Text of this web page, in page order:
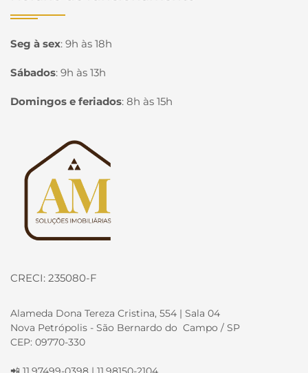
Seg à sex: 9h às 18h
Sábados: 9h às 13h
Domingos e feriados: 8h às 15h
Página inicial
CRECI: 235080-F
Alameda Dona Tereza Cristina, 554 | Sala 04
Nova Petrópolis - São Bernardo do Campo / SP
CEP: 09770-330